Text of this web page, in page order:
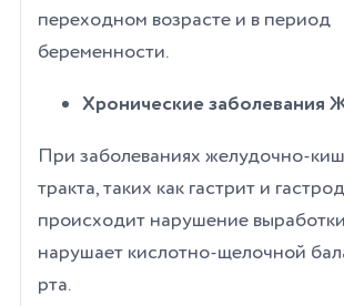
переходном возрасте и в период
беременности.
Хронические заболевания
При заболеваниях желудочно-
тракта, таких как гастрит и
происходит нарушение
нарушает кислотно-щелочной
рта.